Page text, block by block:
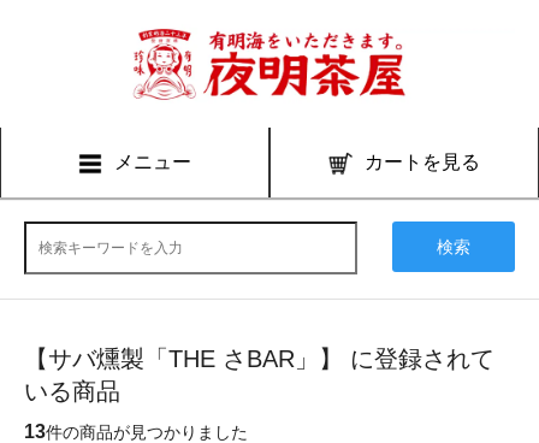
メニュー カートを見る
検索
【サバ燻製「THE さBAR」】 に登録されて
いる商品
13件の商品が見つかりました